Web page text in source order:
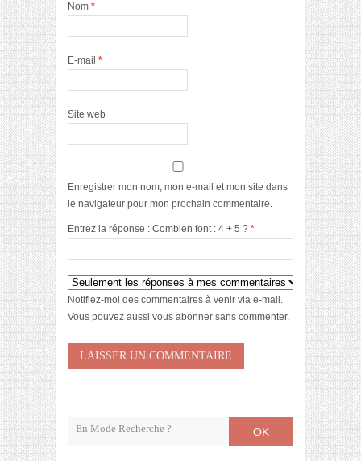
Nom *
E-mail *
Site web
Enregistrer mon nom, mon e-mail et mon site dans
le navigateur pour mon prochain commentaire.
Entrez la réponse : Combien font : 4 + 5 ? *
Notifiez-moi des commentaires à venir via e-mail.
Vous pouvez aussi vous abonner sans commenter.
OK